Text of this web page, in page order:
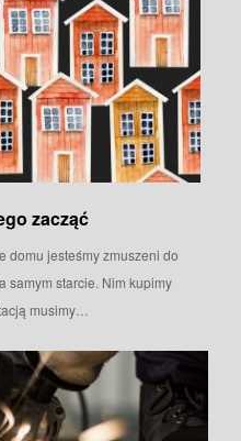
zacząć
domu jesteśmy zmuszeni do
samym starcie. Nim kupimy
musimy…